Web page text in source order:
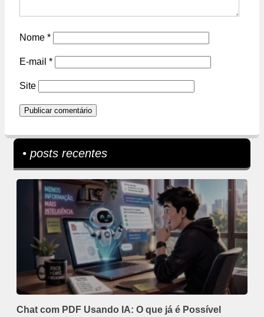
Nome *
E-mail *
Site
• posts recentes
Chat com PDF Usando IA: O que já é Possível